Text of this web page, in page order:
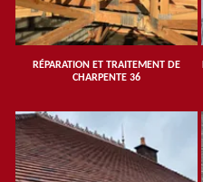
RÉPARATION ET TRAITEMENT DE
CHARPENTE 36